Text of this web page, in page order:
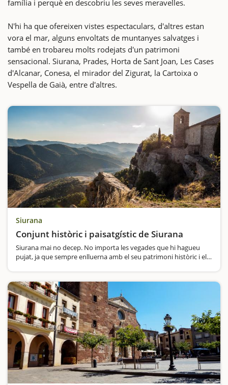
família i perquè en descobriu les seves meravelles.
N'hi ha que ofereixen vistes espectaculars, d'altres estan
vora el mar, alguns envoltats de muntanyes salvatges i
també en trobareu molts rodejats d'un patrimoni
sensacional. Siurana, Prades, Horta de Sant Joan, Les Cases
d'Alcanar, Conesa, el mirador del Zigurat, la Cartoixa o
Vespella de Gaià, entre d'altres.
Siurana
Conjunt històric i paisatgístic de Siurana
Siurana mai no decep. No importa les vegades que hi hagueu
pujat, ja que sempre enlluerna amb el seu patrimoni històric i el